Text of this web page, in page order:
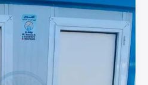
جاهزة
وحسب
الطلب
من
العربي
للكرفانات